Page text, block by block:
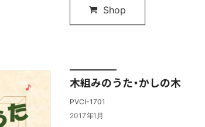
Shop
木組みのうた・かしの木
PVCI-1701
2017年1月